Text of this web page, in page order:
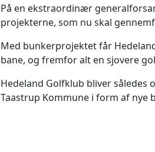
På en ekstraordinær
projekterne, som nu skal
Med bunkerprojektet får
bane, og fremfor alt en sjovere
Hedeland Golfklub bliver
Taastrup Kommune i form af nye